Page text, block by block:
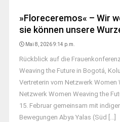
»Floreceremos« – Wir
sie können unsere
Mai 8, 2026 9:14 p.m.
Rückblick auf die
Weaving the Future in Bogotá,
Vertreterin vom Netzwerk Women
Netzwerk Women Weaving the
15. Februar gemeinsam mit
Bewegungen Abya Yalas (Süd [...]